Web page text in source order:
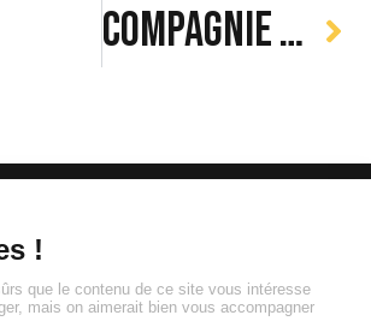
Compagnie des Alpes : Ski à la carte
Brune - 75014 Paris